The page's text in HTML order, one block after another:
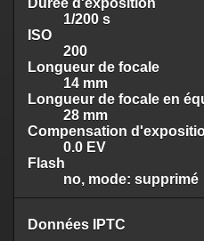
Durée d'exposition
1/200 s
ISO
200
Longueur de focale
14 mm
Longueur de focale en
28 mm
Compensation
0.0 EV
Flash
no, mode: supprimé
Données IPTC